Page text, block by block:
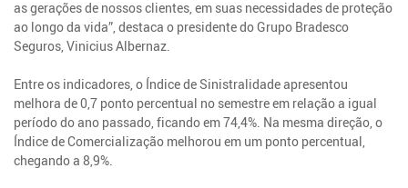
as gerações de nossos clientes, em suas necessidades de proteção
ao longo da vida”, destaca o presidente do Grupo Bradesco
Seguros, Vinicius Albernaz.
Entre os indicadores, o Índice de Sinistralidade apresentou
melhora de 0,7 ponto percentual no semestre em relação a igual
período do ano passado, ficando em 74,4%. Na mesma direção, o
Índice de Comercialização melhorou em um ponto percentual,
chegando a 8,9%.